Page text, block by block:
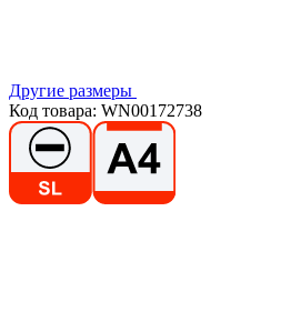
Другие размеры
Код товара: WN00172738